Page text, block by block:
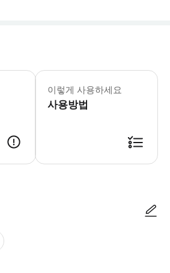
전국 최초의 B.Duck 오리 IP 테마 래
이렇게 사용하세요
사용방법